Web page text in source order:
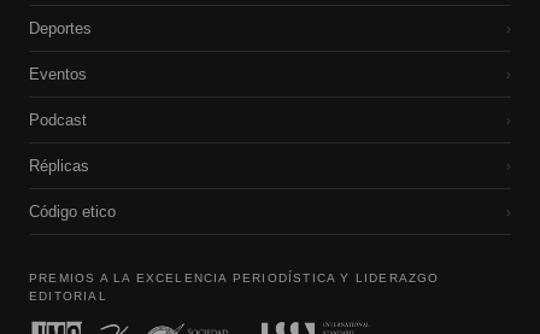
Deportes ›
Eventos ›
Podcast ›
Réplicas ›
Código etico ›
PREMIOS A LA EXCELENCIA PERIODÍSTICA Y LIDERAZGO
EDITORIAL